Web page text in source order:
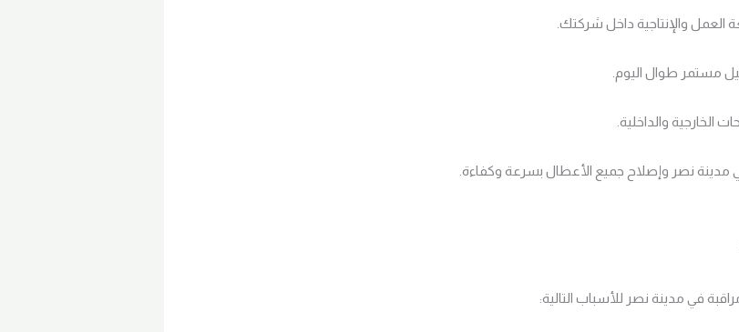
والإنتاجية داخل شركتك.
مستمر طوال اليوم.
والداخلية.
مدينة نصر وإصلاح جميع الأعطال بسرعة وكفاءة.
في مدينة نصر للأسباب التالية: